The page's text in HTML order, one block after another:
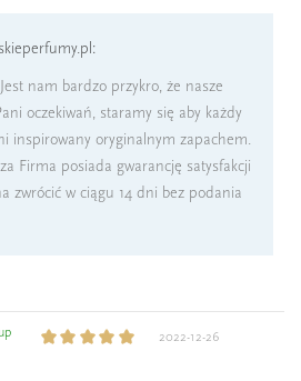
nam bardzo przykro, że nasze
oczekiwań, staramy się aby każdy
inspirowany oryginalnym zapachem.
Firma posiada gwarancję satysfakcji
zwrócić w ciągu 14 dni bez podania
2022-12-26